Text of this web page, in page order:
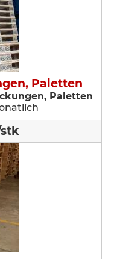
Paletten
Paletten